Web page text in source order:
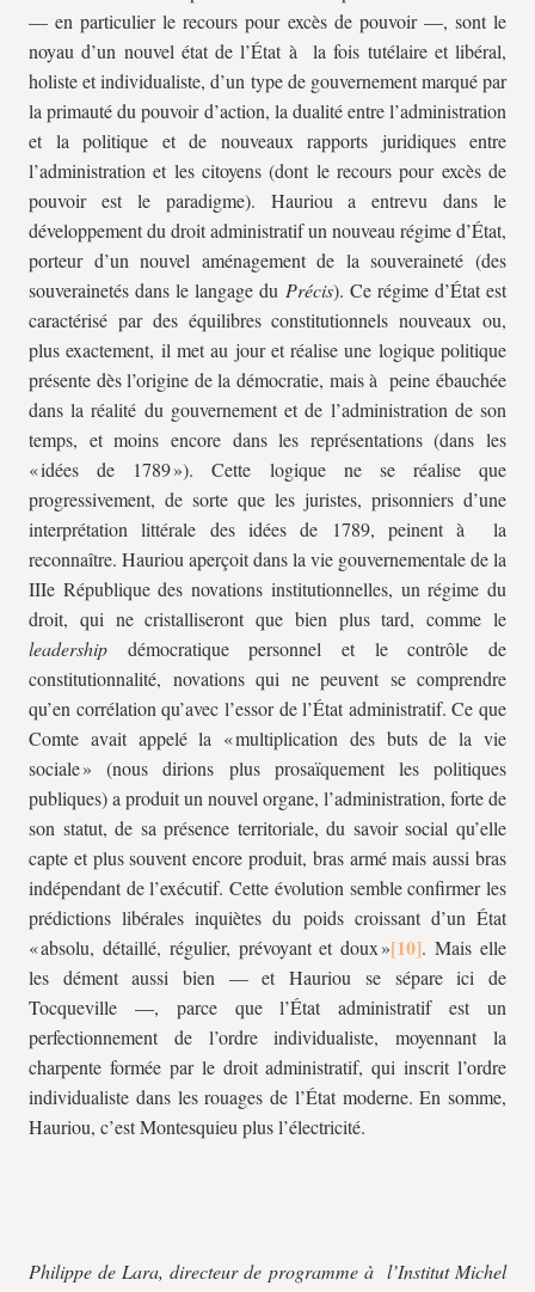
— en particulier le recours pour excès de pouvoir —, sont le
noyau d’un nouvel état de l’État à la fois tutélaire et libéral,
holiste et individualiste, d’un type de gouvernement marqué par
la primauté du pouvoir d’action, la dualité entre l’administration
et la politique et de nouveaux rapports juridiques entre
l’administration et les citoyens (dont le recours pour excès de
pouvoir est le paradigme). Hauriou a entrevu dans le
développement du droit administratif un nouveau régime d’État,
porteur d’un nouvel aménagement de la souveraineté (des
souverainetés dans le langage du Précis). Ce régime d’État est
caractérisé par des équilibres constitutionnels nouveaux ou,
plus exactement, il met au jour et réalise une logique politique
présente dès l’origine de la démocratie, mais à peine ébauchée
dans la réalité du gouvernement et de l’administration de son
temps, et moins encore dans les représentations (dans les
« idées de 1789 »). Cette logique ne se réalise que
progressivement, de sorte que les juristes, prisonniers d’une
interprétation littérale des idées de 1789, peinent à la
reconnaître. Hauriou aperçoit dans la vie gouvernementale de la
IIIe République des novations institutionnelles, un régime du
droit, qui ne cristalliseront que bien plus tard, comme le
leadership démocratique personnel et le contrôle de
constitutionnalité, novations qui ne peuvent se comprendre
qu’en corrélation qu’avec l’essor de l’État administratif. Ce que
Comte avait appelé la « multiplication des buts de la vie
sociale » (nous dirions plus prosaïquement les politiques
publiques) a produit un nouvel organe, l’administration, forte de
son statut, de sa présence territoriale, du savoir social qu’elle
capte et plus souvent encore produit, bras armé mais aussi bras
indépendant de l’exécutif. Cette évolution semble confirmer les
prédictions libérales inquiètes du poids croissant d’un État
« absolu, détaillé, régulier, prévoyant et doux »
. Mais elle
les dément aussi bien — et Hauriou se sépare ici de
Tocqueville —, parce que l’État administratif est un
perfectionnement de l’ordre individualiste, moyennant la
charpente formée par le droit administratif, qui inscrit l’ordre
individualiste dans les rouages de l’État moderne. En somme,
Hauriou, c’est Montesquieu plus l’électricité.
Philippe de Lara, directeur de programme à l’Institut Michel